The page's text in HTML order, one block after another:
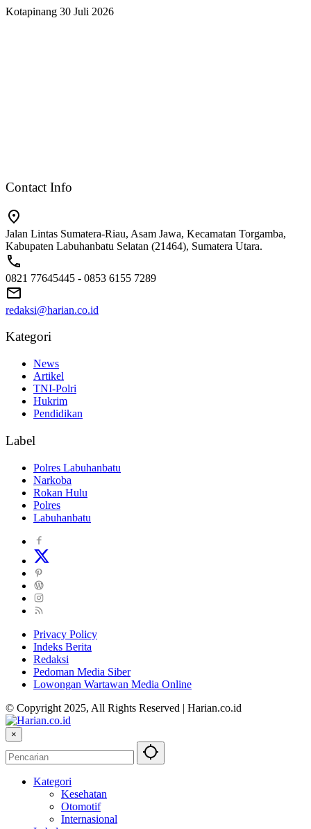
Kotapinang 30 Juli 2026
Contact Info
Jalan Lintas Sumatera-Riau, Asam Jawa, Kecamatan Torgamba,
Kabupaten Labuhanbatu Selatan (21464), Sumatera Utara.
0821 77645445 - 0853 6155 7289
redaksi@harian.co.id
Kategori
News
Artikel
TNI-Polri
Hukrim
Pendidikan
Label
Polres Labuhanbatu
Narkoba
Rokan Hulu
Polres
Labuhanbatu
Privacy Policy
Indeks Berita
Redaksi
Pedoman Media Siber
Lowongan Wartawan Media Online
© Copyright 2025, All Rights Reserved | Harian.co.id
×
Kategori
Kesehatan
Otomotif
Internasional